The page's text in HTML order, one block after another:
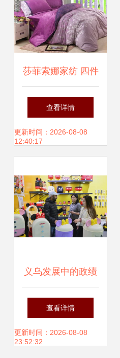
莎菲索娜家纺 四件
套、三件套及床上
用品套装——厂家
用百货选择
查看详情
更新时间：2026-08-08
12:40:17
义乌发展中的政绩
观转变 从小商品到
大市场的合作篇章
查看详情
更新时间：2026-08-08
23:52:32